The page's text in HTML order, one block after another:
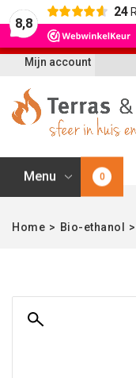
8,8
24
Mijn account
Menu 0
Home > Bio-ethanol >
Let op: t/m 21
vertraagd